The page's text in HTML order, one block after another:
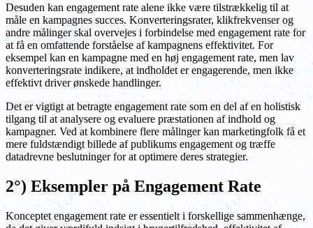
Desuden kan engagement rate alene ikke være tilstrækkelig til at
måle en kampagnes succes. Konverteringsrater, klikfrekvenser og
andre målinger skal overvejes i forbindelse med engagement rate for
at få en omfattende forståelse af kampagnens effektivitet. For
eksempel kan en kampagne med en høj engagement rate, men lav
konverteringsrate indikere, at indholdet er engagerende, men ikke
effektivt driver ønskede handlinger.
Det er vigtigt at betragte engagement rate som en del af en holistisk
tilgang til at analysere og evaluere præstationen af indhold og
kampagner. Ved at kombinere flere målinger kan marketingfolk få et
mere fuldstændigt billede af publikums engagement og træffe
datadrevne beslutninger for at optimere deres strategier.
2°) Eksempler på Engagement Rate
Konceptet engagement rate er essentielt i forskellige sammenhænge,